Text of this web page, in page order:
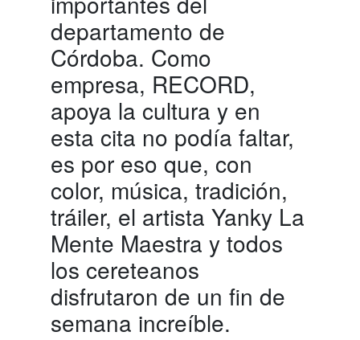
departamento de
Córdoba. Como
empresa, RECORD,
apoya la cultura y en
esta cita no podía faltar,
es por eso que, con
color, música, tradición,
tráiler, el artista Yanky La
Mente Maestra y todos
los cereteanos
disfrutaron de un fin de
semana increíble.